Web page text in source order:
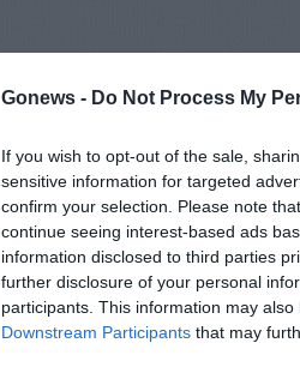
Gonews - Do Not Process My
If you wish to opt-out of the sale,
sensitive information for targeted
confirm your selection. Please note
continue seeing interest-based ads
information disclosed to third parties
further disclosure of your personal
participants. This information may
Downstream Participants that may